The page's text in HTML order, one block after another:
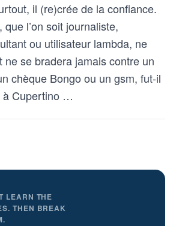
il (re)crée de la confiance.
l’on soit journaliste,
ou utilisateur lambda, ne
ne se bradera jamais contre un
chèque Bongo ou un gsm, fut-il
à Cupertino …
LEARN THE
THEN BREAK